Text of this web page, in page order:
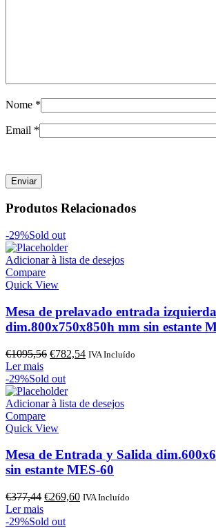
Nome *
Email *
Produtos Relacionados
-29%Sold out
Adicionar à lista de desejos
Compare
Quick View
Mesa de prelavado entrada izquierda
dim.800x750x850h mm sin estante
€1095,56 O
original
era:
€1095,56.
€782,54O
€782,54.
IVA Incluído
Ler mais
-29%Sold out
Adicionar à lista de desejos
Compare
Quick View
Mesa de Entrada y Salida
sin estante MES-60
€377,44 O
original
€269,60OIVA Incluído
Ler mais
-29%Sold out